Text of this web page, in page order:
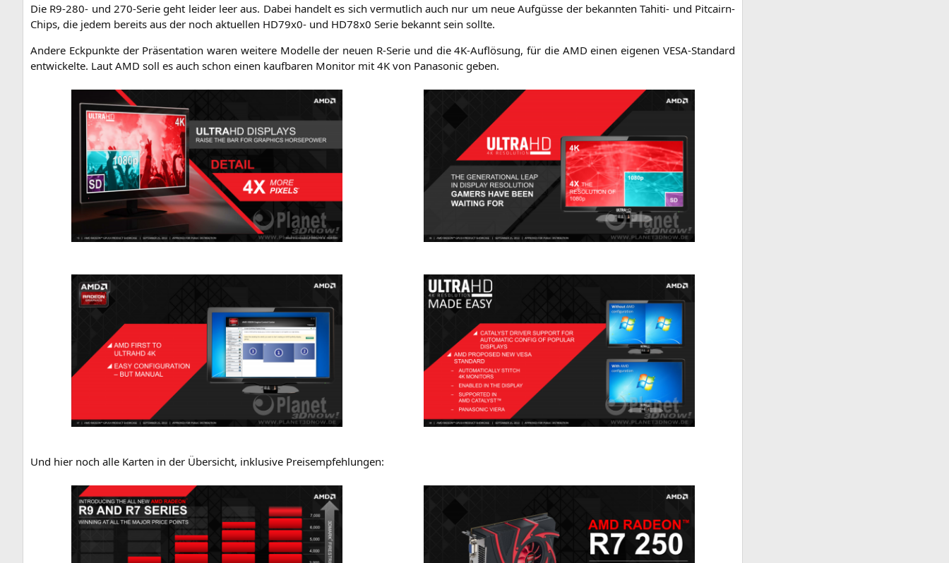
Die R9-280- und 270-Serie geht lei­der leer aus. Dabei han­delt es sich ver­mut­lich auch nur um neue Auf­güs­se der bekann­ten Tahi­ti- und Pit­cairn-
Chips, die jedem bereits aus der noch aktu­el­len HD79x0- und HD78x0 Serie bekannt sein sollte.
Ande­re Eck­punk­te der Prä­sen­ta­ti­on waren wei­te­re Model­le der neu­en R‑Serie und die 4K-Auf­lö­sung, für die AMD einen eige­nen VESA-Stan­dard
ent­wi­ckel­te. Laut AMD soll es auch schon einen kauf­ba­ren Moni­tor mit 4K von Pana­so­nic geben.
Und hier noch alle Kar­ten in der Über­sicht, inklu­si­ve Preisempfehlungen: